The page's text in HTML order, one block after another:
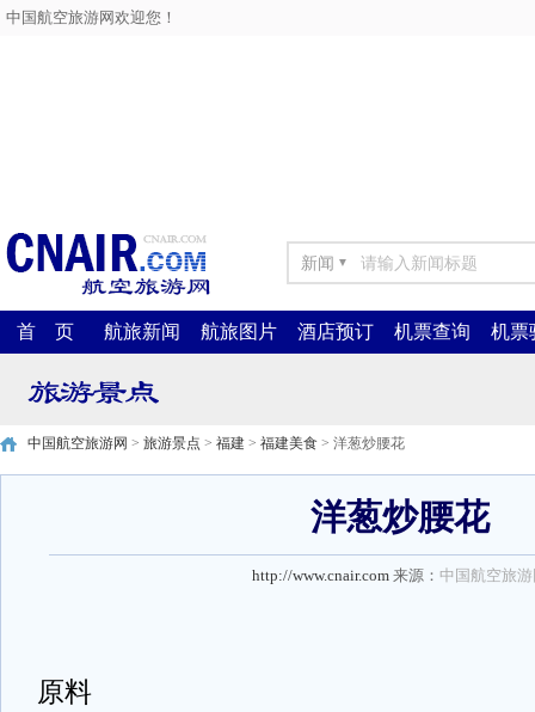
中国航空旅游网欢迎您！
新闻 ▼
首 页 航旅新闻 航旅图片 酒店预订 机票查询 机票
中国航空旅游网 > 旅游景点 > 福建 > 福建美食 > 洋葱炒腰花
洋葱炒腰花
http://www.cnair.com 来源： 中国航空旅
原料